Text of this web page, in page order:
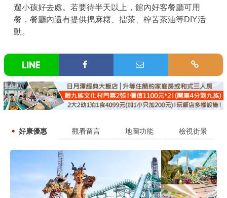
遛小孩好去處。若要待半天以上，館內好客餐廳可用
餐，餐廳內還有提供搗麻糬、擂茶、榨苦茶油等DIY活
動。
好康優惠 觀看留言 地圖功能 檢視街景